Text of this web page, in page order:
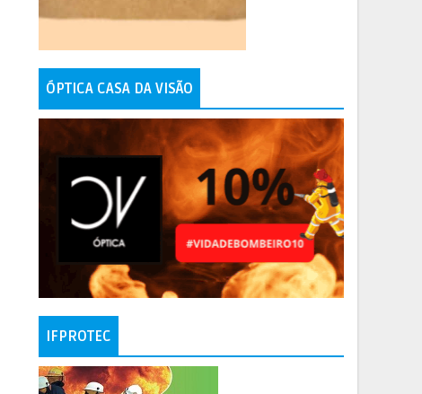
ÓPTICA CASA DA VISÃO
IFPROTEC